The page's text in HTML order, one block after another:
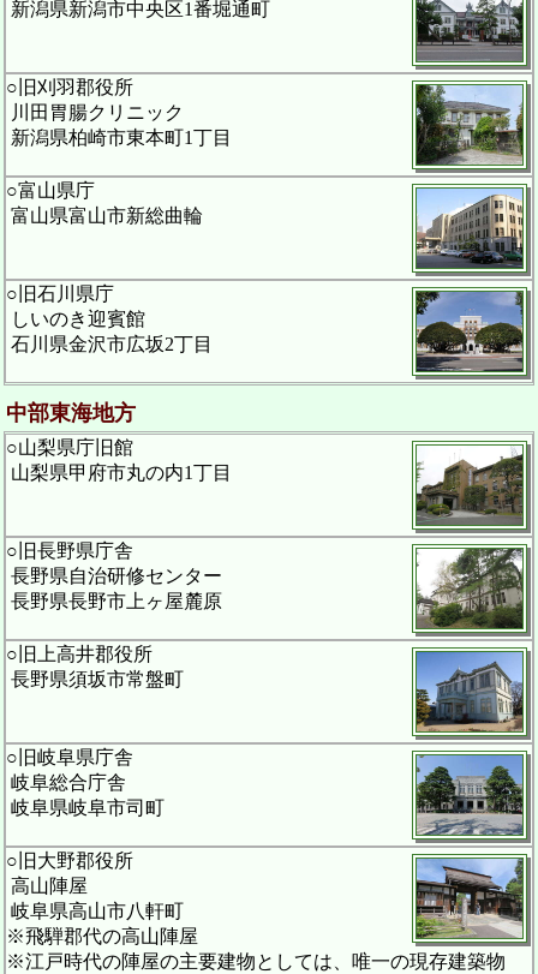
新潟県新潟市中央区1番堀通町
○旧刈羽郡役所
川田胃腸クリニック
新潟県柏崎市東本町1丁目
○富山県庁
富山県富山市新総曲輪
○旧石川県庁
しいのき迎賓館
石川県金沢市広坂2丁目
中部東海地方
○山梨県庁旧館
山梨県甲府市丸の内1丁目
○旧長野県庁舎
長野県自治研修センター
長野県長野市上ヶ屋麓原
○旧上高井郡役所
長野県須坂市常盤町
○旧岐阜県庁舎
岐阜総合庁舎
岐阜県岐阜市司町
○旧大野郡役所
高山陣屋
岐阜県高山市八軒町
※飛騨郡代の高山陣屋
※江戸時代の陣屋の主要建物としては、唯一の現存建築物